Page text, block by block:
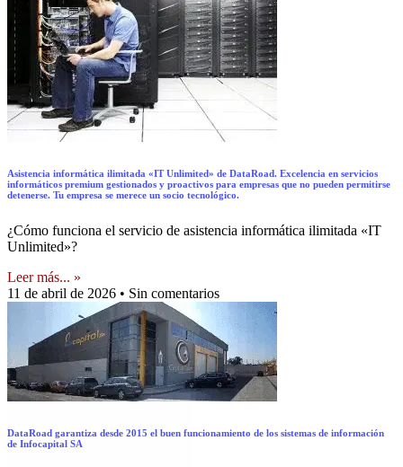
Asistencia informática ilimitada «IT Unlimited» de DataRoad. Excelencia en servicios
informáticos premium gestionados y proactivos para empresas que no pueden permitirse
detenerse. Tu empresa se merece un socio tecnológico.
¿Cómo funciona el servicio de asistencia informática ilimitada «IT
Unlimited»?
Leer más... »
11 de abril de 2026
Sin comentarios
DataRoad garantiza desde 2015 el buen funcionamiento de los sistemas de información
de Infocapital SA